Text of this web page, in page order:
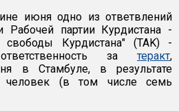
июня одно из ответвлений
Рабочей партии Курдистана -
свободы Курдистана" (TAK) -
за теракт,
в Стамбуле, в результате
человек (в том числе семь